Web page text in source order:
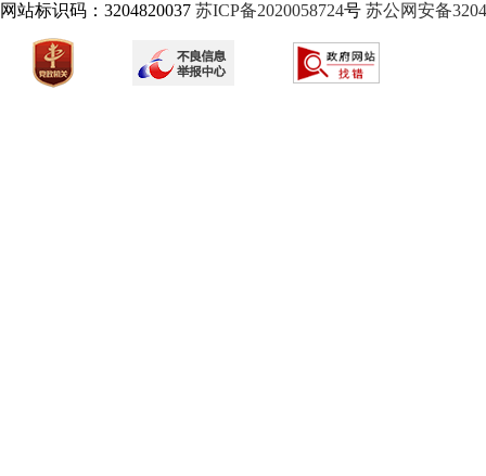
网站标识码：3204820037 苏ICP备2020058724号 苏公网安备